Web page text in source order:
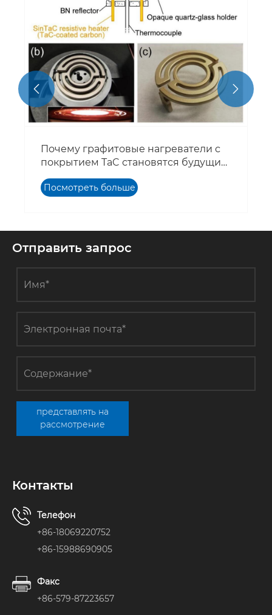
Почему графитовые нагреватели с
покрытием TaC становятся будущим
эпитаксии GaN MOCVD
Посмотреть больше
 
Отправить запрос
представлять на
рассмотрение
Контакты
Телефон
+86-18069220752
+86-15988690905
Факс
+86-579-87223657